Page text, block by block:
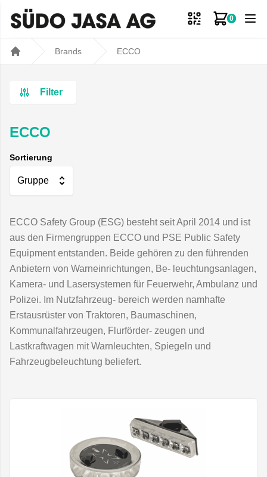
0
Zum
Brands ECCO
Filter
ECCO
Sortierung
Gruppe
ECCO Safety Group (ESG) besteht seit April 2014 und ist
aus den Firmengruppen ECCO und PSE Public Safety
Equipment entstanden. Beide gehören zu den führenden
Anbietern von Warneinrichtungen, Be- leuchtungsanlagen,
Kamera- und Lasersystemen für Feuerwehr, Ambulanz und
Polizei. Im Nutzfahrzeug- bereich werden namhafte
Erstausrüster von Traktoren, Baumaschinen,
Kommunalfahrzeugen, Flurförder- zeugen und
Lastkraftwagen mit Warnleuchten, Spiegeln und
Fahrzeugbeleuchtung beliefert.